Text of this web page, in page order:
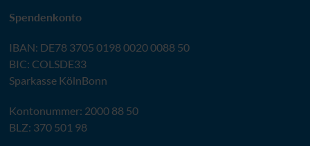
Spendenkonto
IBAN: DE78 3705 0198 0020 0088 50
BIC: COLSDE33
Sparkasse KölnBonn
Kontonummer: 2000 88 50
BLZ: 370 501 98